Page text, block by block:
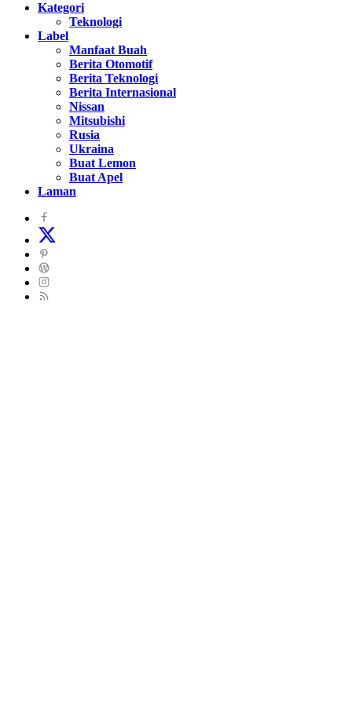
Kategori
Teknologi
Label
Manfaat Buah
Berita Otomotif
Berita Teknologi
Berita Internasional
Nissan
Mitsubishi
Rusia
Ukraina
Buat Lemon
Buat Apel
Laman